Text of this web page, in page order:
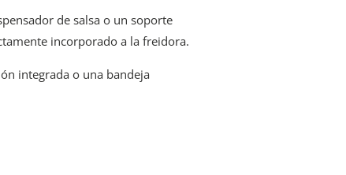
de salsa o un soporte
incorporado a la freidora.
integrada o una bandeja